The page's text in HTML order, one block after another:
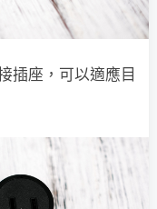
插座，可以適應目